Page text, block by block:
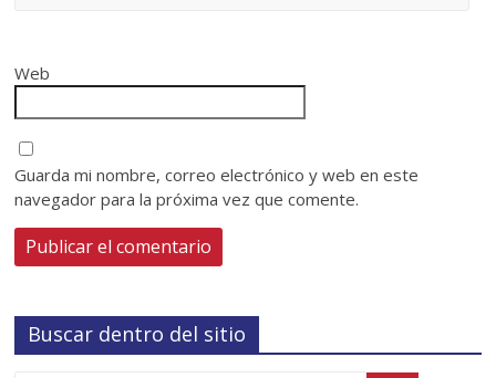
Web
Guarda mi nombre, correo electrónico y web en este
navegador para la próxima vez que comente.
Buscar dentro del sitio